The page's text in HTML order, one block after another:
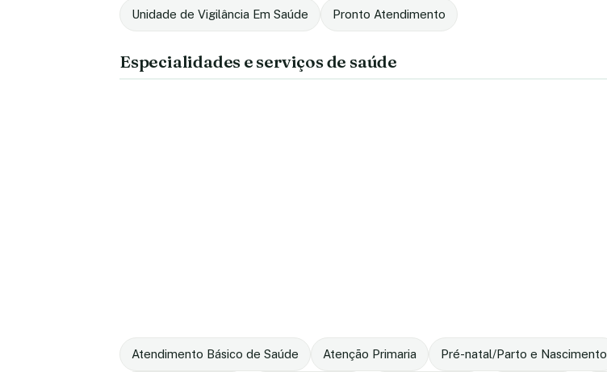
Unidade de Vigilância Em Saúde Pronto Atendimento
Especialidades e serviços de saúde
Atendimento Básico de Saúde Atenção Primaria Pré-natal/Parto e Nascimento